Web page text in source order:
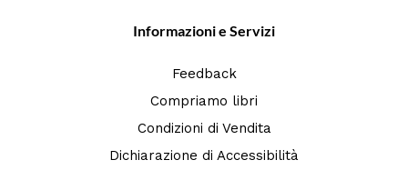
Informazioni e Servizi
Feedback
Compriamo libri
Condizioni di Vendita
Dichiarazione di Accessibilità